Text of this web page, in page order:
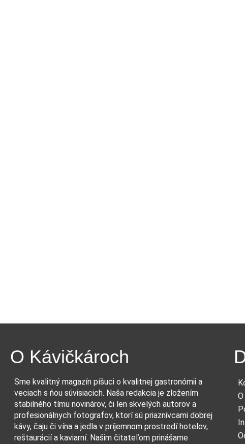
O Kávičkároch
Sme kvalitný magazín píšuci o kvalitnej gastronómii a
veciach s ňou súvisiacich. Naša redakcia je zložením
stabilného tímu novinárov, či len skvelých autorov a
profesionálnych fotografov, ktorí sú priaznivcami dobrej
kávy, čaju či vína a jedla v príjemnom prostredí hotelov,
reštaurácií a kaviarní. Našim čitateľom prinášame